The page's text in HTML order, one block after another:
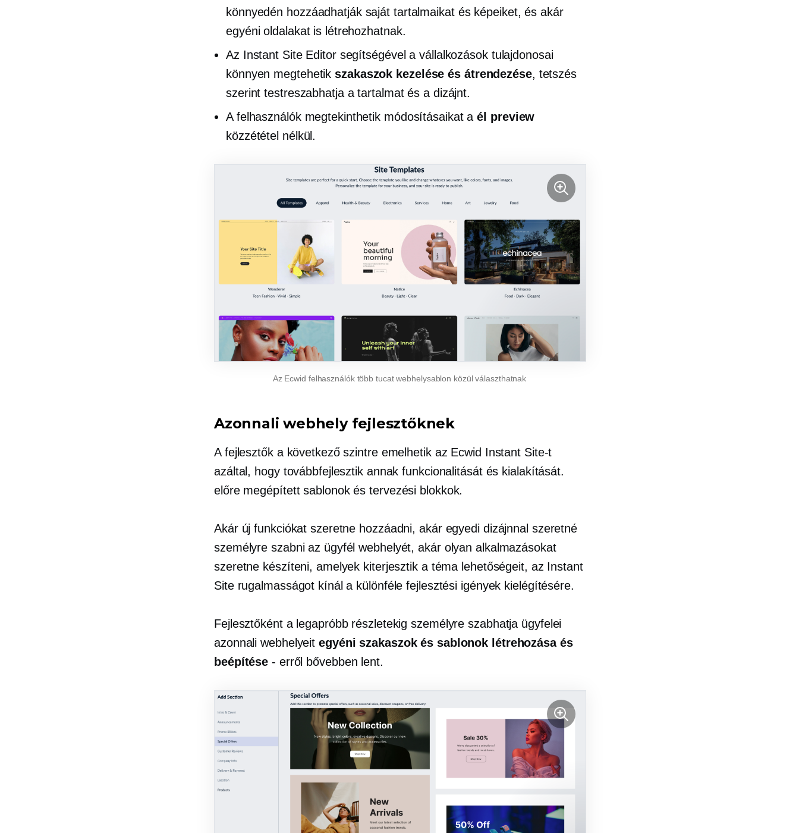
könnyedén hozzáadhatják saját tartalmaikat és képeiket, és akár
egyéni oldalakat is létrehozhatnak.
Az Instant Site Editor segítségével a vállalkozások tulajdonosai
könnyen megtehetikszakaszok kezelése és átrendezése, tetszés
szerint testreszabhatja a tartalmat és a dizájnt.
A felhasználók megtekinthetik módosításaikat aél preview
közzététel nélkül.
Az Ecwid felhasználók több tucat webhelysablon közül választhatnak
Azonnali webhely fejlesztőknek
A fejlesztők a következő szintre emelhetik az Ecwid Instant Site-t
azáltal, hogy továbbfejlesztik annak funkcionalitását és kialakítását.
előre megépítettsablonok és tervezési blokkok.
Akár új funkciókat szeretne hozzáadni, akár egyedi dizájnnal szeretné
személyre szabni az ügyfél webhelyét, akár olyan alkalmazásokat
szeretne készíteni, amelyek kiterjesztik a téma lehetőségeit, az Instant
Site rugalmasságot kínál a különféle fejlesztési igények kielégítésére.
Fejlesztőként a legapróbb részletekig személyre szabhatja ügyfelei
azonnali webhelyeit egyéni szakaszok és sablonok létrehozása és
beépítése - erről bővebben lent.